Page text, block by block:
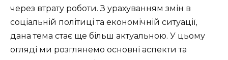
через втрату роботи. З урахуванням змін в
соціальній політиці та економічній ситуації,
дана тема стає ще більш актуальною. У цьому
огляді ми розглянемо основні аспекти та